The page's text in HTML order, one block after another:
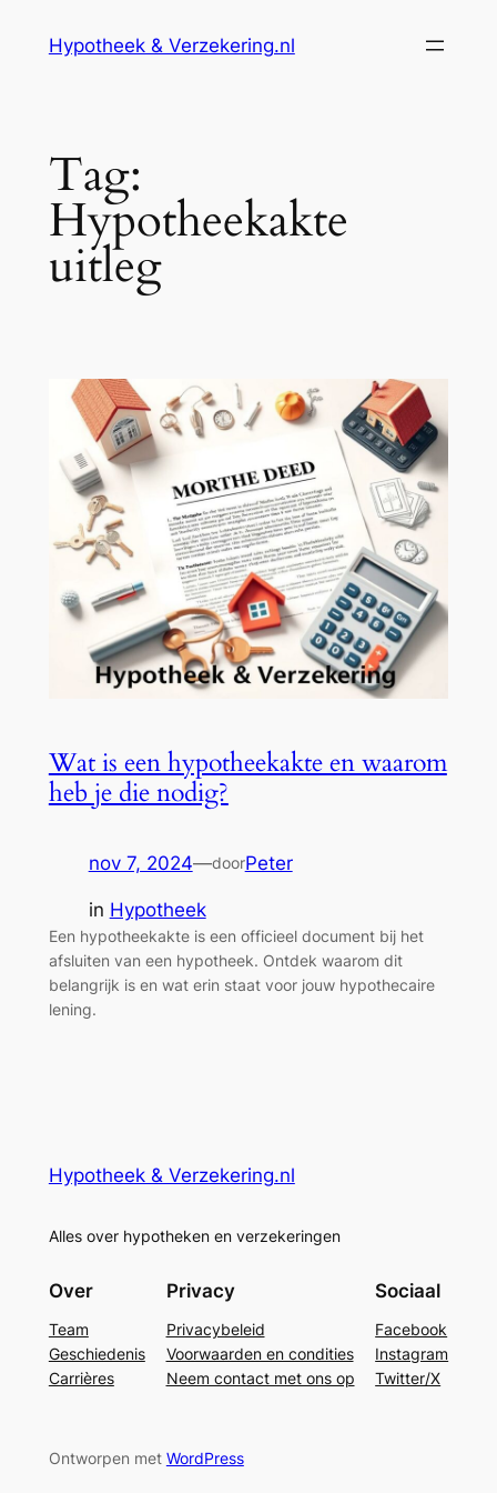
Hypotheek & Verzekering.nl
Tag:
Hypotheekakte
uitleg
Wat is een hypotheekakte en waarom
heb je die nodig?
nov 7, 2024—doorPeter
in Hypotheek
Een hypotheekakte is een officieel document bij het
afsluiten van een hypotheek. Ontdek waarom dit
belangrijk is en wat erin staat voor jouw hypothecaire
lening.
Hypotheek & Verzekering.nl
Alles over hypotheken en verzekeringen
Over
Team
Geschiedenis
Carrières
Privacy
Privacybeleid
Voorwaarden en condities
Neem contact met ons op
Sociaal
Facebook
Instagram
Twitter/X
Ontworpen met WordPress